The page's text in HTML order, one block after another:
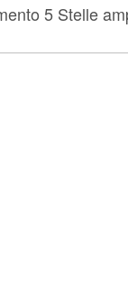
5 Stelle